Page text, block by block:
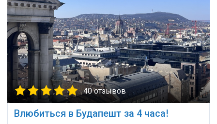
40 отзывов
Влюбиться в Будапешт за 4 часа!